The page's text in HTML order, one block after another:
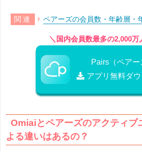
ペアーズの会員数・年齢層・
＼国内会員数最多の2,000万
Pairs（ペアー
アプリ無料ダ
Omiaiとペアーズのアクティブ
よる違いはあるの？